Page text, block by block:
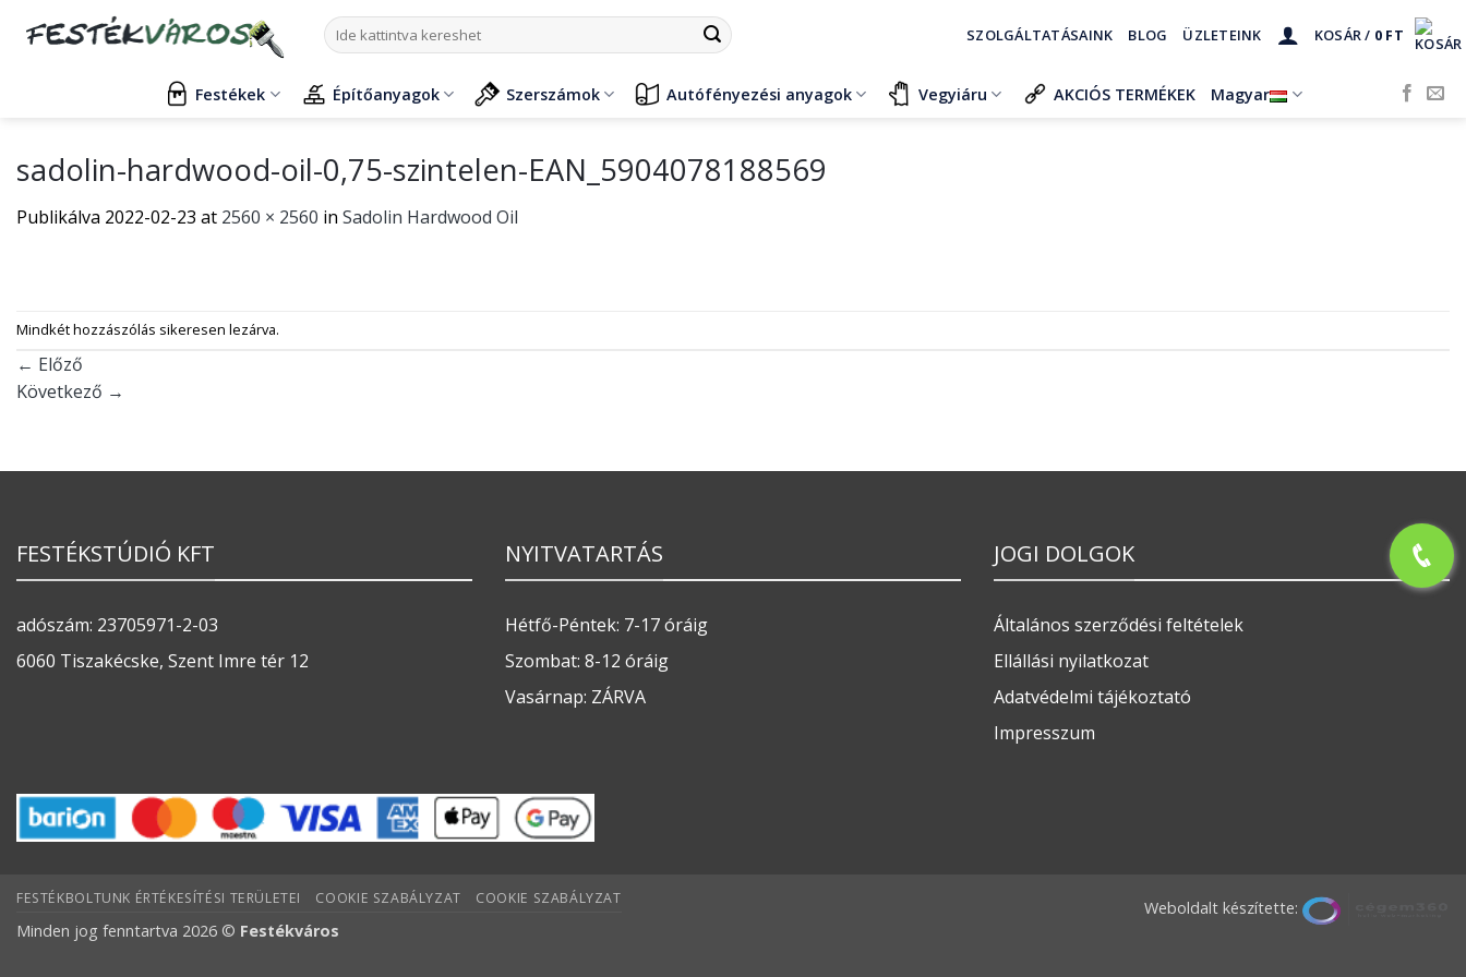
Keresés
a
SZOLGÁLTATÁSAINK BLOG ÜZLETEINK KOSÁR / 0 FT
Festékek Építőanyagok Szerszámok Autófényezési anyagok Vegyiáru AKCIÓS TERMÉKEK Magyar
sadolin-hardwood-oil-0,75-szintelen-EAN_5904078188569
Publikálva 2022-02-23 at 2560 × 2560 in Sadolin Hardwood Oil
Mindkét hozzászólás sikeresen lezárva.
← Előző
Következő →
FESTÉKSTÚDIÓ KFT
adószám: 23705971-2-03
6060 Tiszakécske, Szent Imre tér 12
NYITVATARTÁS
Hétfő-Péntek: 7-17 óráig
Szombat: 8-12 óráig
Vasárnap: ZÁRVA
JOGI DOLGOK
Általános szerződési feltételek
Ellállási nyilatkozat
Adatvédelmi tájékoztató
Impresszum
Weboldalt készítette:
FESTÉKBOLTUNK ÉRTÉKESÍTÉSI TERÜLETEI COOKIE SZABÁLYZAT COOKIE SZABÁLYZAT
Minden jog fenntartva 2026 © Festékváros